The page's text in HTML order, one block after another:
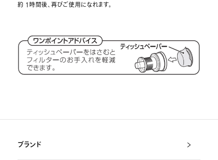
約 1時間後、再びご使用になれます。
ブランド